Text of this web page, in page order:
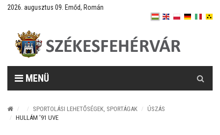
2026. augusztus 09. Emőd, Román
MENÜ
SPORTOLÁSI LEHETŐSÉGEK, SPORTÁGAK
ÚSZÁS
HULLÁM '91 UVE